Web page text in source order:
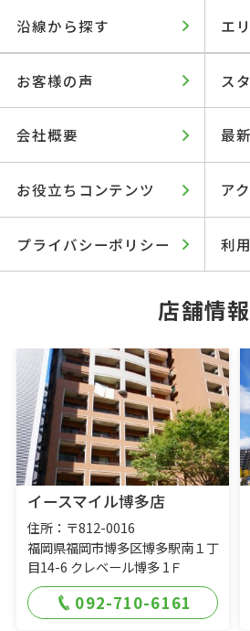
沿線から探す エ
お客様の声 ス
会社概要 最
お役立ちコンテンツ ア
プライバシーポリシー 利
店舗情報
イースマイル博多店
住所：〒812-0016
福岡県福岡市博多区博多駅南１丁
目14-6 クレベール博多 1Ｆ
092-710-6161